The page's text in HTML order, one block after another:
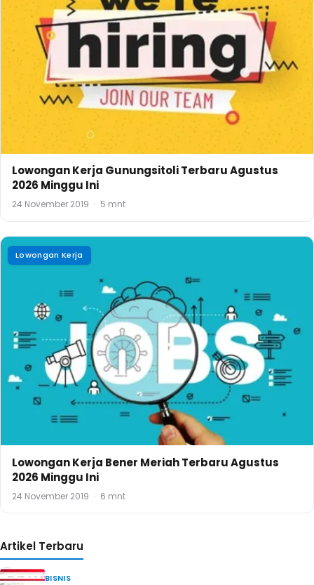
Lowongan Kerja Gunungsitoli Terbaru Agustus
2026 Minggu Ini
24 November 2019 · 5 mnt
Lowongan Kerja
Lowongan Kerja Bener Meriah Terbaru Agustus
2026 Minggu Ini
24 November 2019 · 6 mnt
Artikel Terbaru
BISNIS